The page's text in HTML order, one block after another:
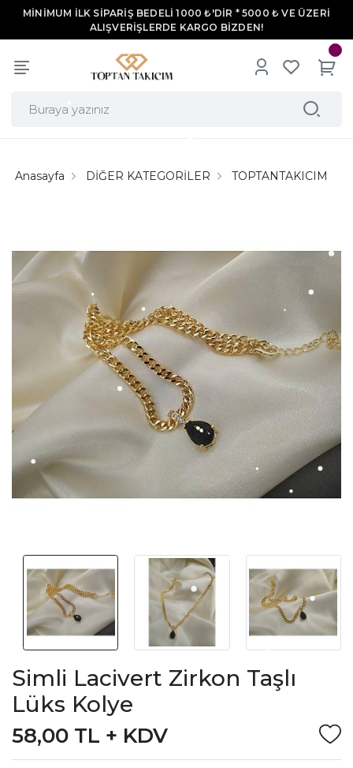
MİNİMUM İLK SİPARİŞ BEDELİ 1000 ₺'DİR * 5000 ₺ VE ÜZERİ
ALIŞVERİŞLERDE KARGO BİZDEN!
Anasayfa DİĞER KATEGORİLER TOPTANTAKICIM
Simli Lacivert Zirkon Taşlı
Lüks Kolye
58,00 TL + KDV